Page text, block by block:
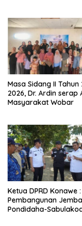
Masa Sidang II Tahun
2026, Dr. Ardin serap
Masyarakat Wobar
Ketua DPRD Konawe :
Pembangunan
Pondidaha-